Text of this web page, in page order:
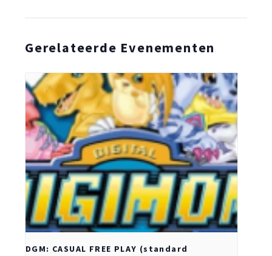
Gerelateerde Evenementen
DGM: CASUAL FREE PLAY (standard